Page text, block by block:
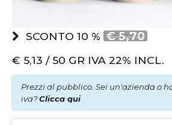
SCONTO 10 % € 5,70
€ 5,13 / 50 GR IVA 22% INCL.
Prezzi al pubblico. Sei un'azienda o
iva?Clicca qui